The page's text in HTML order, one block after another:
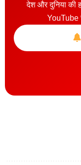
देश और दुनिया की
YouTube